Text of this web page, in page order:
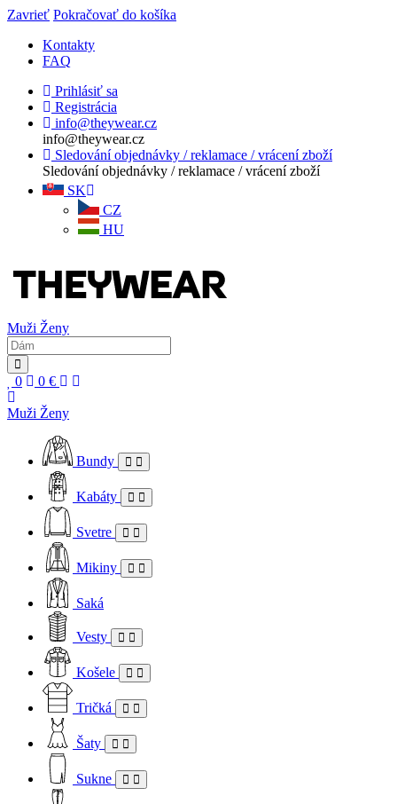
Zavrieť Pokračovať do košíka
Kontakty
FAQ
Prihlásiť sa
Registrácia
info@theywear.cz
info@theywear.cz
Sledování objednávky / reklamace / vrácení zboží
Sledování objednávky / reklamace / vrácení zboží
SK
CZ
HU
Muži Ženy
0 0 €
Muži Ženy
Bundy
Kabáty
Svetre
Mikiny
Saká
Vesty
Košele
Tričká
Šaty
Sukne